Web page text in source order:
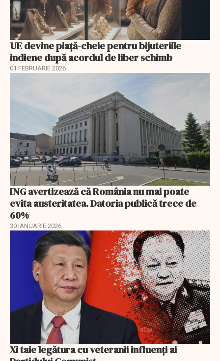
UE devine piață-cheie pentru bijuteriile
indiene după acordul de liber schimb
01 FEBRUARIE 2026
ING avertizează că România nu mai poate
evita austeritatea. Datoria publică trece de
60%
30 IANUARIE 2026
Xi taie legătura cu veteranii influenți ai